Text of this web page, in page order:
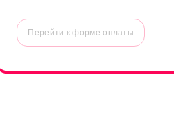
Перейти к форме оплаты